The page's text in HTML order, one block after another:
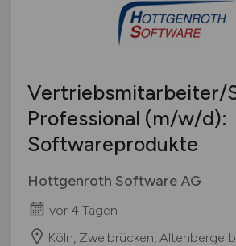
Vertriebsmitarbeiter/
Professional (m/w/d):
Softwareprodukte
Hottgenroth Software AG
vor 4 Tagen
Köln, Zweibrücken, Altenberge